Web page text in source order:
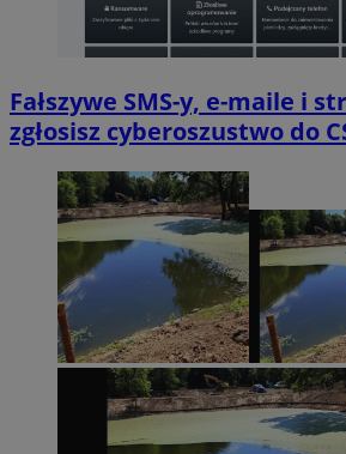
Fałszywe SMS-y, e-maile i
zgłosisz cyberoszustwo do